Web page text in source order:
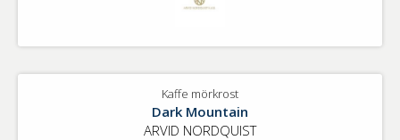
Kaffe mörkrost
Dark Mountain
ARVID NORDQUIST